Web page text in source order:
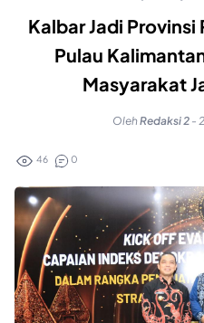
Kalbar Jadi
Pulau
Masyarakat
OlehRedaksi 2 -
46 0